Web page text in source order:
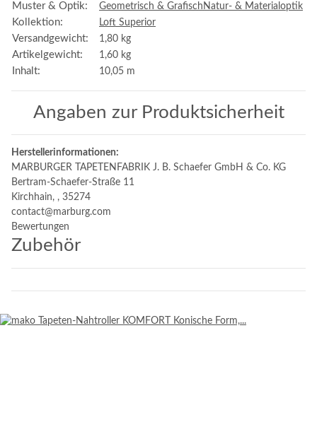
Muster & Optik: Geometrisch & Grafisch Natur- & Materialoptik
Kollektion: Loft Superior
Versandgewicht: 1,80 kg
Artikelgewicht: 1,60 kg
Inhalt: 10,05 m
Angaben zur Produktsicherheit
Herstellerinformationen:
MARBURGER TAPETENFABRIK J. B. Schaefer GmbH & Co. KG
Bertram-Schaefer-Straße 11
Kirchhain, , 35274
contact@marburg.com
Bewertungen
Zubehör